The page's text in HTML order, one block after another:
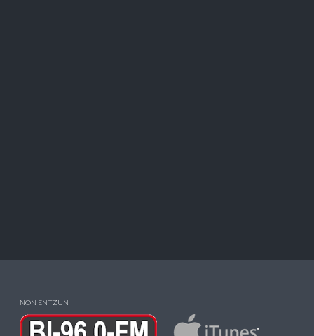
NON ENTZUN